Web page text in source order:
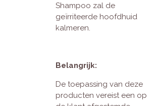
Shampoo zal de
geïrriteerde hoofdhuid
kalmeren.
Belangrijk:
De toepassing van deze
producten vereist een op